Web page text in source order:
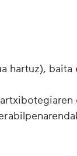
hartuz), baita